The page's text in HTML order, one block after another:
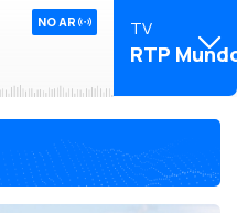
NO AR TV
RTP